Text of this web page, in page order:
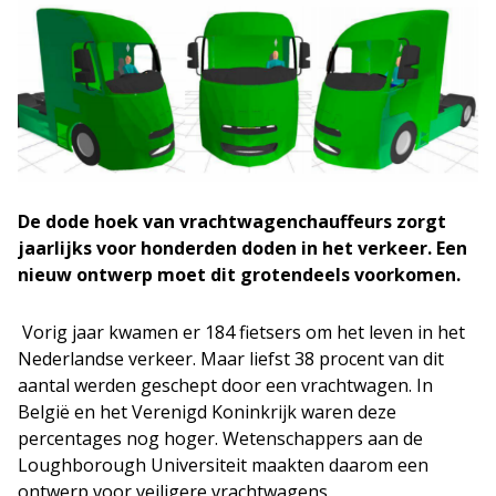
De dode hoek van vrachtwagenchauffeurs zorgt
jaarlijks voor honderden doden in het verkeer. Een
nieuw ontwerp moet dit grotendeels voorkomen.
Vorig jaar kwamen er 184 fietsers om het leven in het
Nederlandse verkeer. Maar liefst 38 procent van dit
aantal werden geschept door een vrachtwagen. In
België en het Verenigd Koninkrijk waren deze
percentages nog hoger. Wetenschappers aan de
Loughborough Universiteit maakten daarom een